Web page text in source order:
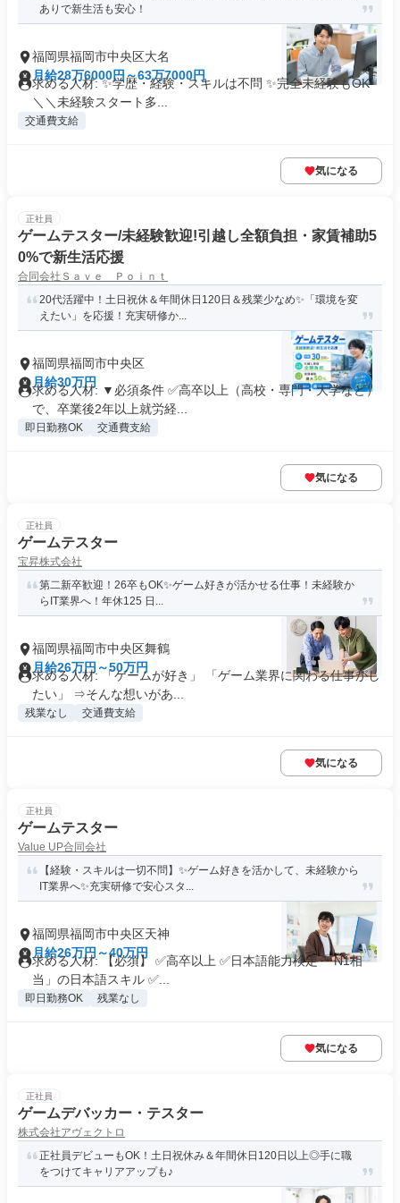
ありで新生活も安心！
福岡県福岡市中央区大名
月給28万6000円～63万7000円
求める人材: ✨学歴・経験・スキルは不問 ✨完全未経験もOK
＼＼未経験スタート多...
交通費支給
気になる
正社員
ゲームテスター/未経験歓迎!引越し全額負担・家賃補助5
0%で新生活応援
合同会社Ｓａｖｅ Ｐｏｉｎｔ
20代活躍中！土日祝休＆年間休日120日＆残業少なめ✨「環境を変
えたい」を応援！充実研修か...
福岡県福岡市中央区
月給30万円
求める人材: ▼必須条件 ✅高卒以上（高校・専門・大学など）
で、卒業後2年以上就労経...
即日勤務OK 交通費支給
気になる
正社員
ゲームテスター
宝昇株式会社
第二新卒歓迎！26卒もOK✨ゲーム好きが活かせる仕事！未経験か
らIT業界へ！年休125 日...
福岡県福岡市中央区舞鶴
月給26万円～50万円
求める人材: 「ゲームが好き」 「ゲーム業界に関わる仕事がし
たい」 ⇒そんな想いがあ...
残業なし 交通費支給
気になる
正社員
ゲームテスター
Value UP合同会社
【経験・スキルは一切不問】✨ゲーム好きを活かして、未経験から
IT業界へ✨充実研修で安心スタ...
福岡県福岡市中央区天神
月給26万円～40万円
求める人材: 【必須】 ✅高卒以上 ✅日本語能力検定「 N1相
当」の日本語スキル ✅...
即日勤務OK 残業なし
気になる
正社員
ゲームデバッカー・テスター
株式会社アヴェクトロ
正社員デビューもOK！土日祝休み＆年間休日120日以上◎手に職
をつけてキャリアアップも♪